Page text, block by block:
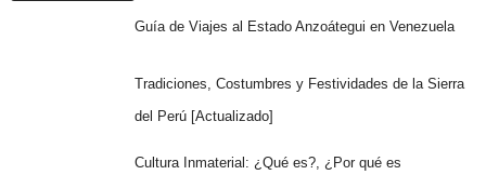
Guía de Viajes al Estado Anzoátegui en Venezuela
Tradiciones, Costumbres y Festividades de la Sierra
del Perú [Actualizado]
Cultura Inmaterial: ¿Qué es?, ¿Por qué es